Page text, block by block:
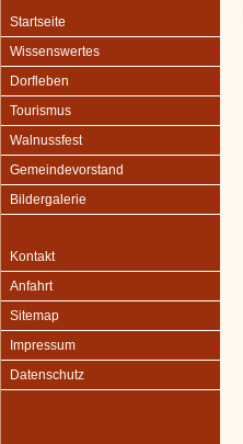
Startseite
Wissenswertes
Dorfleben
Tourismus
Walnussfest
Gemeindevorstand
Bildergalerie
Kontakt
Anfahrt
Sitemap
Impressum
Datenschutz